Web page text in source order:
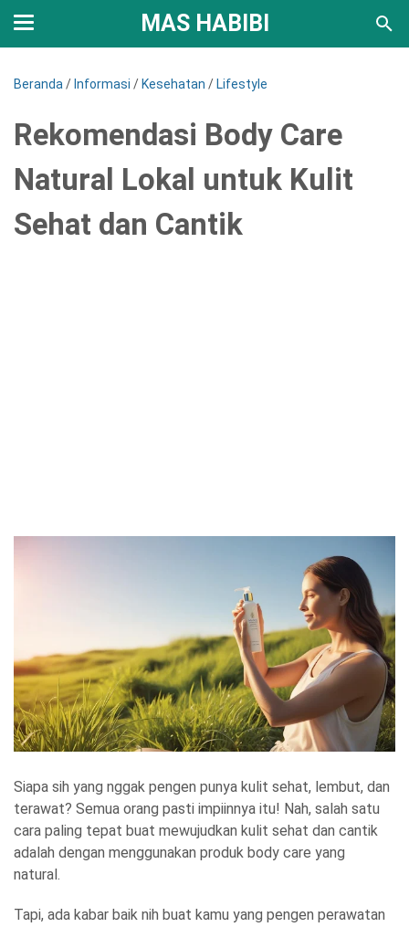
MAS HABIBI
Beranda / Informasi / Kesehatan / Lifestyle
Rekomendasi Body Care
Natural Lokal untuk Kulit
Sehat dan Cantik
Siapa sih yang nggak pengen punya kulit sehat, lembut, dan
terawat? Semua orang pasti impiinnya itu! Nah, salah satu
cara paling tepat buat mewujudkan kulit sehat dan cantik
adalah dengan menggunakan produk body care yang
natural.
Tapi, ada kabar baik nih buat kamu yang pengen perawatan